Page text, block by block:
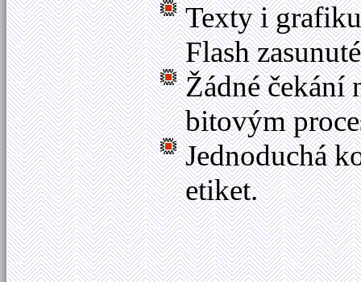
Texty i
Flash
Žádné čekání
bitovým
Jednoduchá
etiket.